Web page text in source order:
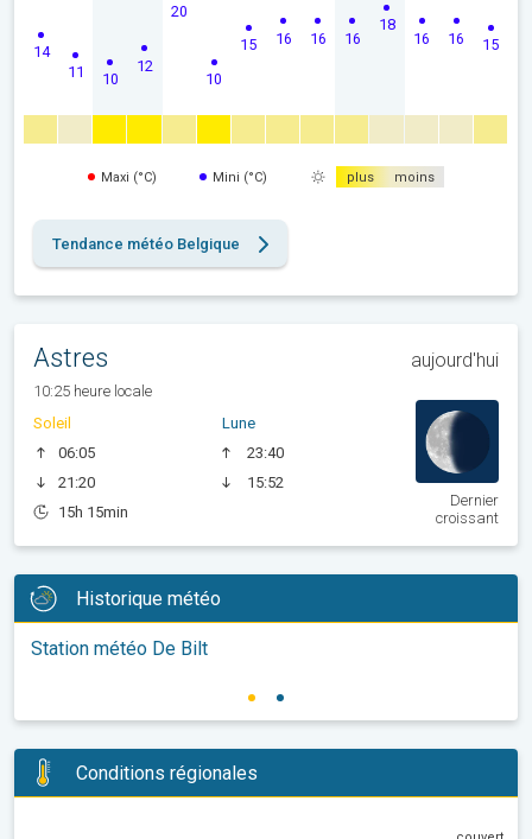
14
11 10
12
20
10
15 16 16 16
18
16 16 15
Maxi (°C) Mini (°C) plus moins
Tendance météo Belgique
Astres aujourd'hui
10:25 heure locale
Soleil
06:05
21:20
15h 15min
Lune
23:40
15:52
Dernier
croissant
Historique météo
Station météo De Bilt
Conditions régionales